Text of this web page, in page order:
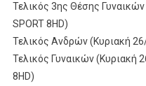
Τελικός 3ης Θέσης
SPORT 8HD)
Τελικός Ανδρών (Κυριακή
Τελικός Γυναικών (Κυριακή
8HD)